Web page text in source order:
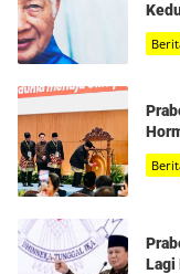
Lagi